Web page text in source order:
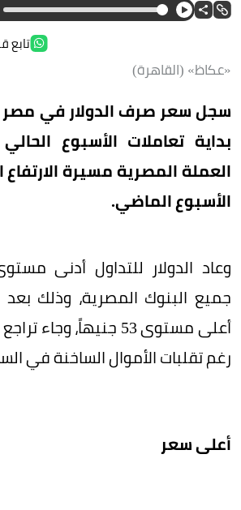
تابع
«عكاظ» (القاهرة)
سجل سعر صرف الدولار في مصر
بداية تعاملات الأسبوع
العملة المصرية مسيرة الارتفاع
الأسبوع الماضي.
جميع البنوك المصرية، وذلك بعد
أعلى مستوى 53 جنيهاً،
رغم تقلبات الأموال الساخنة في
أعلى سعر